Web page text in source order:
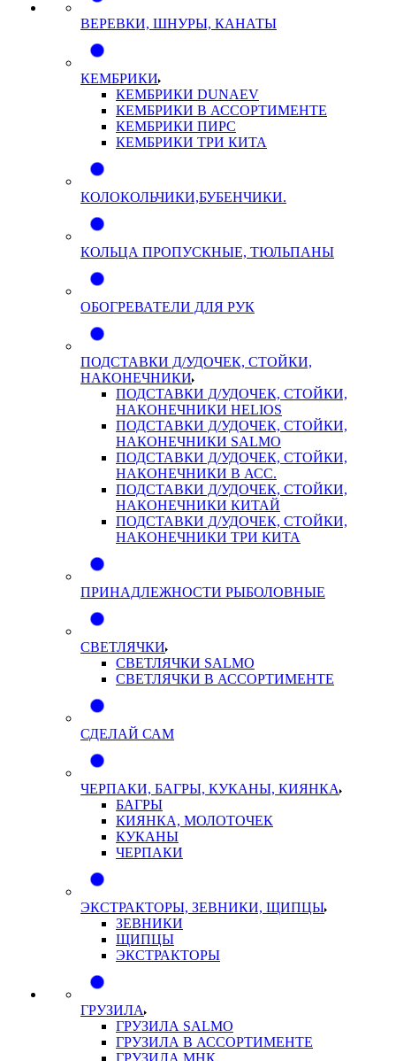
ВЕРЕВКИ, ШНУРЫ, КАНАТЫ
КЕМБРИКИ
КЕМБРИКИ DUNAEV
КЕМБРИКИ В АССОРТИМЕНТЕ
КЕМБРИКИ ПИРС
КЕМБРИКИ ТРИ КИТА
КОЛОКОЛЬЧИКИ,БУБЕНЧИКИ.
КОЛЬЦА ПРОПУСКНЫЕ, ТЮЛЬПАНЫ
ОБОГРЕВАТЕЛИ ДЛЯ РУК
ПОДСТАВКИ Д/УДОЧЕК, СТОЙКИ,
НАКОНЕЧНИКИ
ПОДСТАВКИ Д/УДОЧЕК, СТОЙКИ,
НАКОНЕЧНИКИ HELIOS
ПОДСТАВКИ Д/УДОЧЕК, СТОЙКИ,
НАКОНЕЧНИКИ SALMO
ПОДСТАВКИ Д/УДОЧЕК, СТОЙКИ,
НАКОНЕЧНИКИ В АСС.
ПОДСТАВКИ Д/УДОЧЕК, СТОЙКИ,
НАКОНЕЧНИКИ КИТАЙ
ПОДСТАВКИ Д/УДОЧЕК, СТОЙКИ,
НАКОНЕЧНИКИ ТРИ КИТА
ПРИНАДЛЕЖНОСТИ РЫБОЛОВНЫЕ
СВЕТЛЯЧКИ
СВЕТЛЯЧКИ SALMO
СВЕТЛЯЧКИ В АССОРТИМЕНТЕ
СДЕЛАЙ САМ
ЧЕРПАКИ, БАГРЫ, КУКАНЫ, КИЯНКА
БАГРЫ
КИЯНКА, МОЛОТОЧЕК
КУКАНЫ
ЧЕРПАКИ
ЭКСТРАКТОРЫ, ЗЕВНИКИ, ЩИПЦЫ
ЗЕВНИКИ
ЩИПЦЫ
ЭКСТРАКТОРЫ
ГРУЗИЛА
ГРУЗИЛА SALMO
ГРУЗИЛА В АССОРТИМЕНТЕ
ГРУЗИЛА МНК